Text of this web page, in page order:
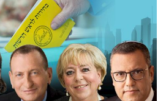
מדדים
ומחקרים
דעות
רכילות